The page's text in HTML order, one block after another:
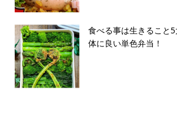
食べる事は生きること
体に良い単色弁当！